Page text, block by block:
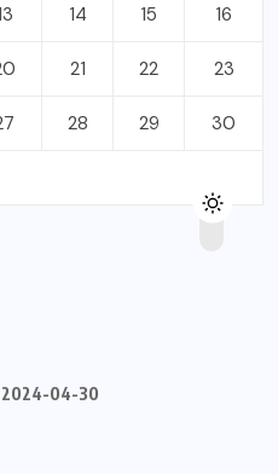
14 15 16
21 22 23
28 29 30
2024-04-30